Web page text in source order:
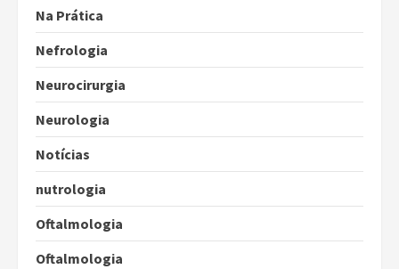
Na Prática
Nefrologia
Neurocirurgia
Neurologia
Notícias
nutrologia
Oftalmologia
Oftalmologia